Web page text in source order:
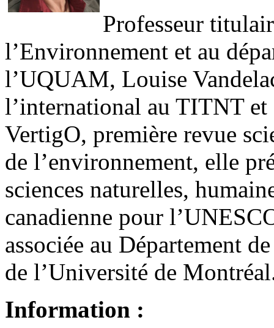
Professeur
l’Environnement et au
l’UQUAM, Louise
l’international au TITNT
VertigO, première revue
de l’environnement, elle
sciences naturelles,
canadienne pour
associée au Département
de l’Université de
Information :